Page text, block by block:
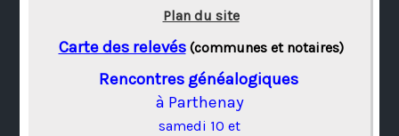
Plan du site
Carte des relevés(communes et notaires)
Rencontres généalogiques
à Parthenay
samedi 10 et